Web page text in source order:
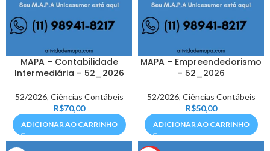
MAPA – Contabilidade
Intermediária – 52_2026
52/2026, Ciências Contábeis
R$70,00
ADICIONAR AO CARRINHO
MAPA – Empreendedorismo
– 52_2026
52/2026, Ciências Contábeis
R$50,00
ADICIONAR AO CARRINHO